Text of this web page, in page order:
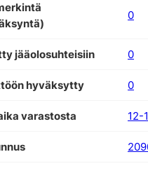
0
jääolosuhteisiin 0
hyväksytty 0
varastosta 12-